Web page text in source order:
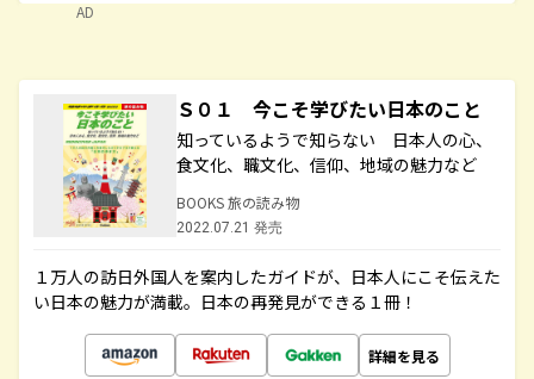
AD
Ｓ０１ 今こそ学びたい日本のこと
知っているようで知らない 日本人の心、
食文化、職文化、信仰、地域の魅力など
BOOKS 旅の読み物
2022.07.21 発売
１万人の訪日外国人を案内したガイドが、日本人にこそ伝えた
い日本の魅力が満載。日本の再発見ができる１冊！
詳細を見る